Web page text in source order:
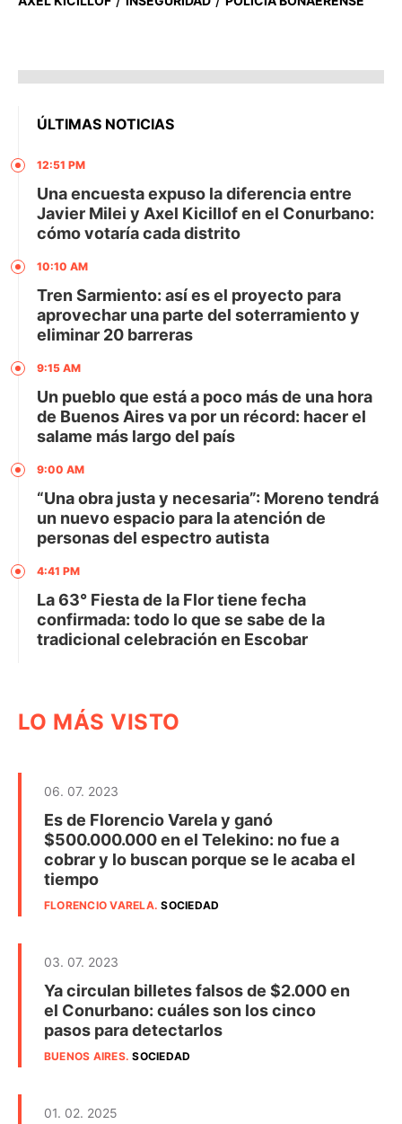
ÚLTIMAS NOTICIAS
12:51 PM
Una encuesta expuso la diferencia entre
Javier Milei y Axel Kicillof en el Conurbano:
cómo votaría cada distrito
10:10 AM
Tren Sarmiento: así es el proyecto para
aprovechar una parte del soterramiento y
eliminar 20 barreras
9:15 AM
Un pueblo que está a poco más de una hora
de Buenos Aires va por un récord: hacer el
salame más largo del país
9:00 AM
“Una obra justa y necesaria”: Moreno tendrá
un nuevo espacio para la atención de
personas del espectro autista
4:41 PM
La 63° Fiesta de la Flor tiene fecha
confirmada: todo lo que se sabe de la
tradicional celebración en Escobar
LO MÁS VISTO
06. 07. 2023
Es de Florencio Varela y ganó
$500.000.000 en el Telekino: no fue a
cobrar y lo buscan porque se le acaba el
tiempo
FLORENCIO VARELA.SOCIEDAD
03. 07. 2023
Ya circulan billetes falsos de $2.000 en
el Conurbano: cuáles son los cinco
pasos para detectarlos
BUENOS AIRES.SOCIEDAD
01. 02. 2025